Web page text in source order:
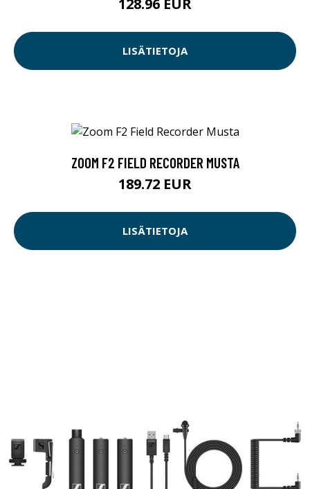
LISÄTIETOJA
ZOOM F2 FIELD RECORDER MUSTA
189.72 EUR
LISÄTIETOJA